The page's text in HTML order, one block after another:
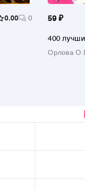
0.00 0 59 ₽
400
Орлова